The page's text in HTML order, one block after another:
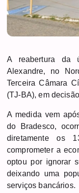
A reabertura da
Alexandre, no
Terceira Câmara
(TJ-BA), em
A medida vem
do Bradesco,
diretamente os
comprometer a
optou por ignorar
deixando uma
serviços bancários.